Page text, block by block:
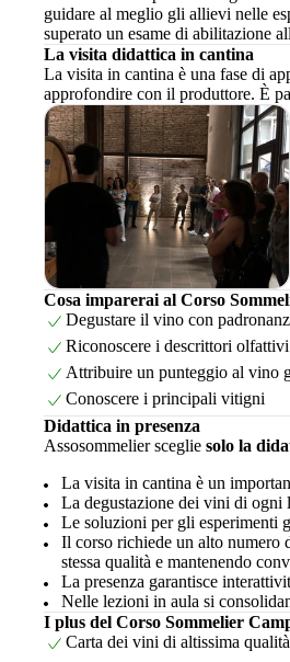
guidare al meglio gli allievi nelle
superato un esame di abilitazione
La visita didattica in cantina
La visita in cantina è una fase di
approfondire con il produttore. È
Cosa imparerai al Corso
Degustare il vino con
Riconoscere i descrittori
Attribuire un punteggio al vino
Conoscere i principali vitigni
Didattica in presenza
Assosommelier sceglie solo la
La visita in cantina è un
La degustazione dei vini di ogni
Le soluzioni per gli esperimenti
Il corso richiede un alto numero
stessa qualità e mantenendo
La presenza garantisce
Nelle lezioni in aula si
I plus del Corso Sommelier
Carta dei vini di altissima qualità